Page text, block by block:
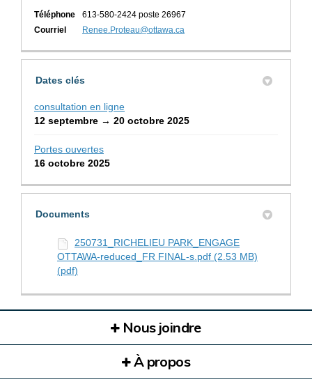
Téléphone
613-580-2424 poste 26967
Courriel
Renee.Proteau@ottawa.ca
Dates clés
consultation en ligne
12 septembre → 20 octobre 2025
Portes ouvertes
16 octobre 2025
Documents
250731_RICHELIEU PARK_ENGAGE
OTTAWA-reduced_FR FINAL-s.pdf (2.53 MB)
(pdf)
Nous joindre
À propos